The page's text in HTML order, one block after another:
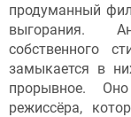
продуманный
выгорания.
собственного
замыкается в
прорывное.
режиссёра,